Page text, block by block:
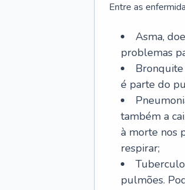
Entre as
Asma,
problemas
é parte do
também a
à morte nos
respirar;
pulmões.